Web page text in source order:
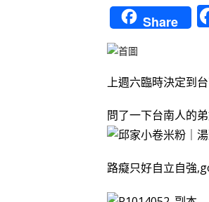
Share
上週六臨時決定到
問了一下台南人的
路癡只好自立自強